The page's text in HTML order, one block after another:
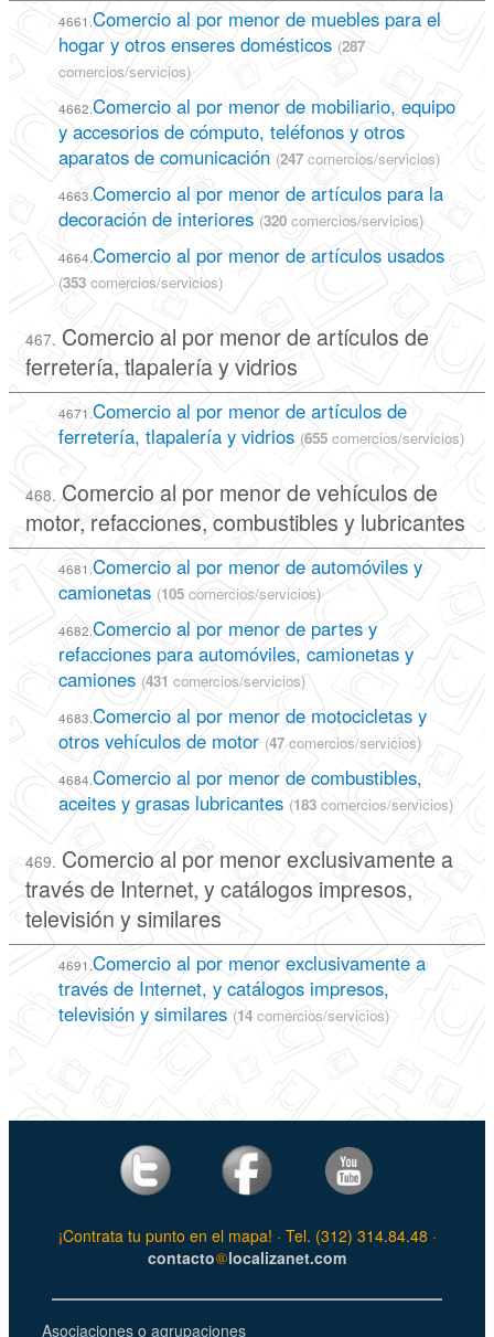
4661.Comercio al por menor de muebles para el
hogar y otros enseres domésticos (287
comercios/servicios)
4662.Comercio al por menor de mobiliario, equipo
y accesorios de cómputo, teléfonos y otros
aparatos de comunicación (247 comercios/servicios)
4663.Comercio al por menor de artículos para la
decoración de interiores (320 comercios/servicios)
4664.Comercio al por menor de artículos usados
(353 comercios/servicios)
467. Comercio al por menor de artículos de
ferretería, tlapalería y vidrios
4671.Comercio al por menor de artículos de
ferretería, tlapalería y vidrios (655 comercios/servicios)
468. Comercio al por menor de vehículos de
motor, refacciones, combustibles y lubricantes
4681.Comercio al por menor de automóviles y
camionetas (105 comercios/servicios)
4682.Comercio al por menor de partes y
refacciones para automóviles, camionetas y
camiones (431 comercios/servicios)
4683.Comercio al por menor de motocicletas y
otros vehículos de motor (47 comercios/servicios)
4684.Comercio al por menor de combustibles,
aceites y grasas lubricantes (183 comercios/servicios)
469. Comercio al por menor exclusivamente a
través de Internet, y catálogos impresos,
televisión y similares
4691.Comercio al por menor exclusivamente a
través de Internet, y catálogos impresos,
televisión y similares (14 comercios/servicios)
¡Contrata tu punto en el mapa! · Tel. (312) 314.84.48 ·
contacto
localizanet.com
Asociaciones o agrupaciones